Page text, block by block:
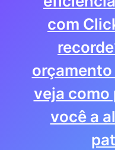
com
veja como
você a